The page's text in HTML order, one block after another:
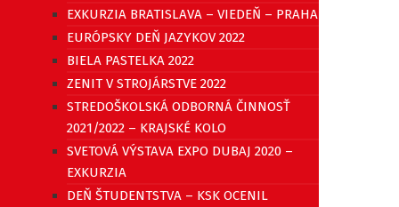
EXKURZIA BRATISLAVA – VIEDEŇ – PRAHA
EURÓPSKY DEŇ JAZYKOV 2022
BIELA PASTELKA 2022
ZENIT V STROJÁRSTVE 2022
STREDOŠKOLSKÁ ODBORNÁ ČINNOSŤ
2021/2022 – KRAJSKÉ KOLO
SVETOVÁ VÝSTAVA EXPO DUBAJ 2020 –
EXKURZIA
DEŇ ŠTUDENTSTVA – KSK OCENIL